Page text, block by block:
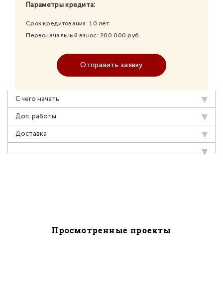
Параметры кредита:
Срок кредитования: 10 лет
Первоначальный взнос: 200 000 руб.
Отправить заявку
С чего начать
Доп. работы
Доставка
Просмотренные проекты